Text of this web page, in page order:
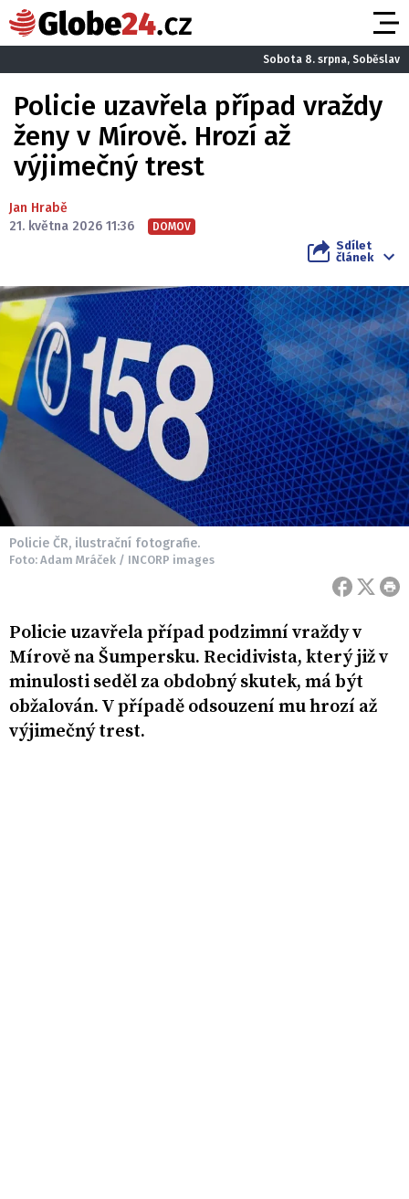
Sobota 8. srpna, Soběslav
Policie uzavřela případ vraždy
ženy v Mírově. Hrozí až
výjimečný trest
Jan Hrabě
21. května 2026 11:36
DOMOV
Sdílet
článek
Policie ČR, ilustrační fotografie.
Foto: Adam Mráček / INCORP images
Policie uzavřela případ podzimní vraždy v
Mírově na Šumpersku. Recidivista, který již v
minulosti seděl za obdobný skutek, má být
obžalován. V případě odsouzení mu hrozí až
výjimečný trest.